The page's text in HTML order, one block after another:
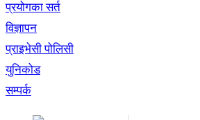
प्रयोगका सर्त
विज्ञापन
प्राइभेसी पोलिसी
युनिकोड
सम्पर्क